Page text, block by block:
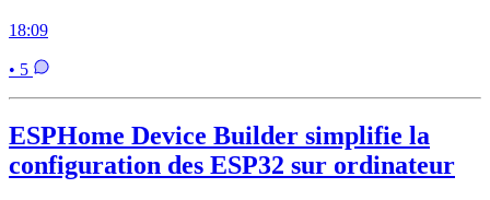
18:09
• 5
ESPHome Device Builder simplifie la
configuration des ESP32 sur ordinateur